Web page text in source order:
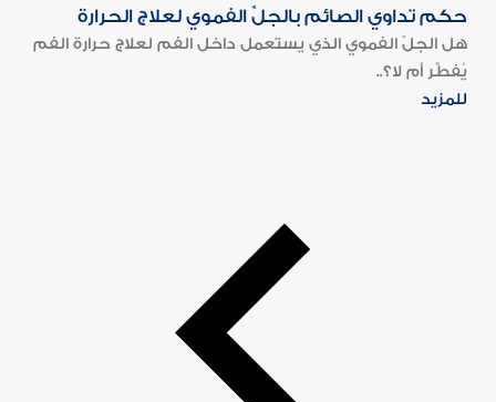
حكم تداوي الصائم بالجلِّ الفموي لعلاج الحرارة
هل الجلّ الفموي الذي يستعمل داخل الفم لعلاج حرارة الفم
يُفطِّر أم لا؟..
للمزيد